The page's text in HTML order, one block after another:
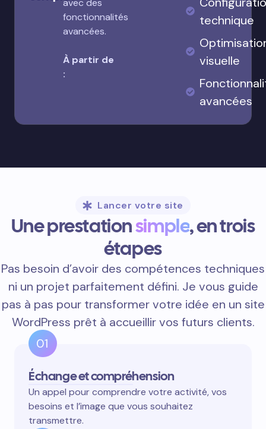
fonctionnalités
avancées.
À partir de
:
technique
visuelle
avancées
Lancer votre site
Une prestationsimple, en trois
étapes
Pas besoin d’avoir des compétences techniques
ni un projet parfaitement défini. Je vous guide
pas à pas pour transformer votre idée en un site
WordPress prêt à accueillir vos futurs clients.
01
Échange et compréhension
Un appel pour comprendre votre activité, vos
besoins et l’image que vous souhaitez
transmettre.